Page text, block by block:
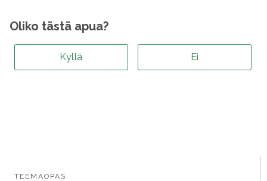
TEEMAOPAS
Oliko tästä apua?
Kyllä Ei